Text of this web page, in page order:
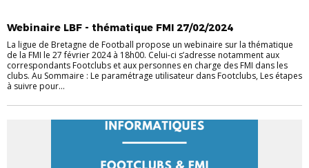
Webinaire LBF - thématique FMI 27/02/2024
La ligue de Bretagne de Football propose un webinaire sur la thématique
de la FMI le 27 février 2024 à 18h00. Celui-ci s’adresse notamment aux
correspondants Footclubs et aux personnes en charge des FMI dans les
clubs. Au Sommaire : Le paramétrage utilisateur dans Footclubs, Les étapes
à suivre pour...